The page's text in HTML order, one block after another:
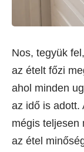
Nos, tegyük
az ételt főzi
ahol minden
az idő is adott.
mégis teljesen
az étel